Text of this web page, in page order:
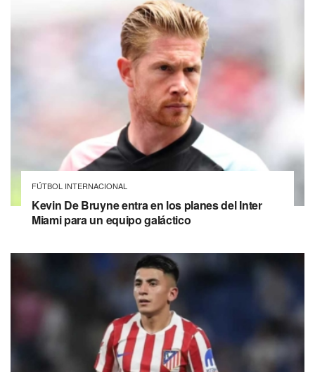
FÚTBOL INTERNACIONAL
Kevin De Bruyne entra en los planes del Inter
Miami para un equipo galáctico